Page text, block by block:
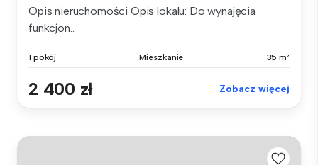
Opis nieruchomości Opis lokalu: Do wynajęcia
funkcjon...
1 pokój Mieszkanie 35 m²
2 400 zł Zobacz więcej